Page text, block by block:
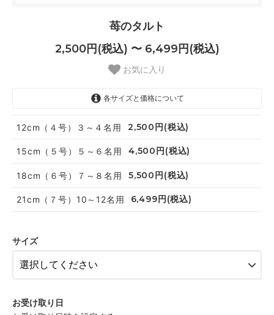
苺のタルト
2,500円(税込) 〜 6,499円(税込)
お気に入り
各サイズと価格について
12cm（４号）３～４名用 2,500円(税込)
15cm（５号）５～６名用 4,500円(税込)
18cm（６号）７～８名用 5,500円(税込)
21cm（７号）10～12名用 6,499円(税込)
サイズ
お受け取り日